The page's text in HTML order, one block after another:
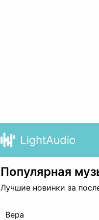
LightAudio
Популярная
Лучшие новинки за
Вера